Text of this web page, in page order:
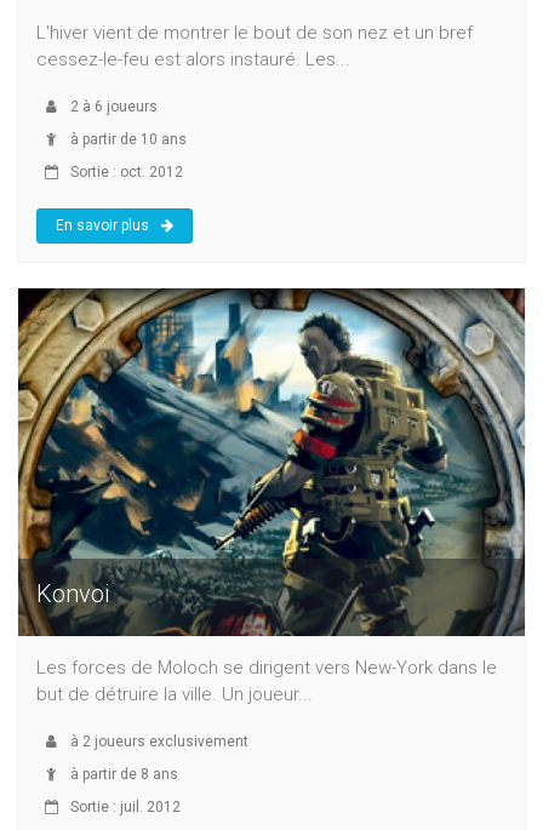
L'hiver vient de montrer le bout de son nez et un bref
cessez-le-feu est alors instauré. Les...
2 à 6 joueurs
à partir de 10 ans
Sortie : oct. 2012
En savoir plus
Konvoi
Les forces de Moloch se dirigent vers New-York dans le
but de détruire la ville. Un joueur...
à 2 joueurs exclusivement
à partir de 8 ans
Sortie : juil. 2012